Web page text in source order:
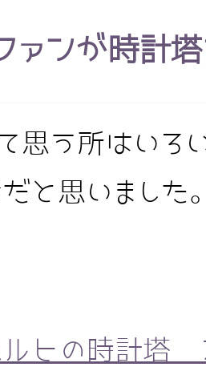
ァンが時計
思う所はいろ
と思いました
ヒの時計塔